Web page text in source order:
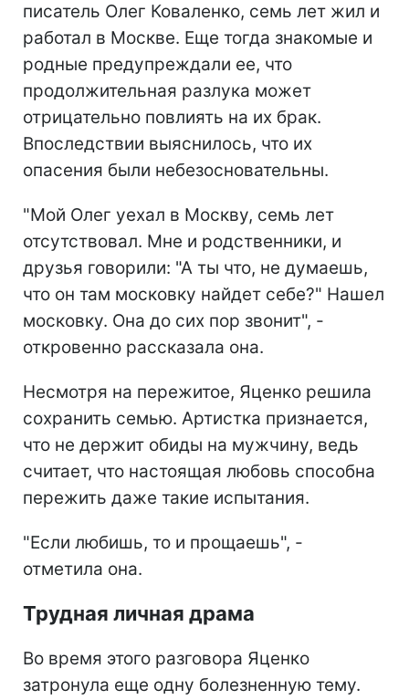
писатель Олег Коваленко, семь лет жил и
работал в Москве. Еще тогда знакомые и
родные предупреждали ее, что
продолжительная разлука может
отрицательно повлиять на их брак.
Впоследствии выяснилось, что их
опасения были небезосновательны.
"Мой Олег уехал в Москву, семь лет
отсутствовал. Мне и родственники, и
друзья говорили: "А ты что, не думаешь,
что он там московку найдет себе?" Нашел
московку. Она до сих пор звонит", -
откровенно рассказала она.
Несмотря на пережитое, Яценко решила
сохранить семью. Артистка признается,
что не держит обиды на мужчину, ведь
считает, что настоящая любовь способна
пережить даже такие испытания.
"Если любишь, то и прощаешь", -
отметила она.
Трудная личная драма
Во время этого разговора Яценко
затронула еще одну болезненную тему.